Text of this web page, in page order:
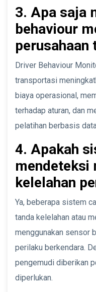
3. Apa saja
behaviour
Driver Behaviour
transportasi
biaya operasional,
terhadap aturan, dan
pelatihan berbasis
4. Apakah
mendeteksi
kelelahan
Ya, beberapa sistem
tanda kelelahan atau
menggunakan sensor
perilaku berkendara.
pengemudi diberikan
diperlukan.